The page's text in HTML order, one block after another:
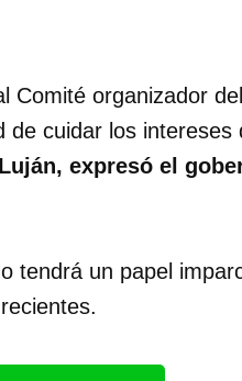
Comité organizador
cuidar los intereses
expresó el
tendrá un papel